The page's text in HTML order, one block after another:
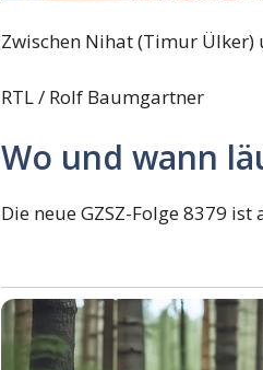
Zwischen Nihat (Timur Ülker)
RTL / Rolf Baumgartner
Wo und wann
Die neue GZSZ-Folge 8379